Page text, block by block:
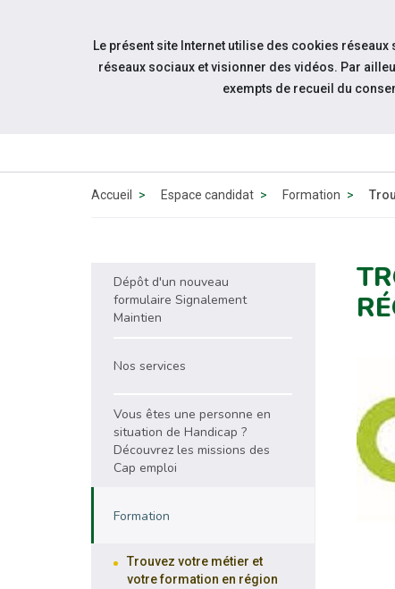
Aller au contenu
Accueil Espace candidat Formation
Dépôt d'un nouveau
formulaire Signalement
Maintien
Nos services
Vous êtes une personne en
situation de Handicap ?
Découvrez les missions des
Cap emploi
Formation
Trouvez votre métier et
votre formation en région
Le présent site Internet utilise des cookies
réseaux sociaux et visionner des vidéos. Par
exempts de recueil du